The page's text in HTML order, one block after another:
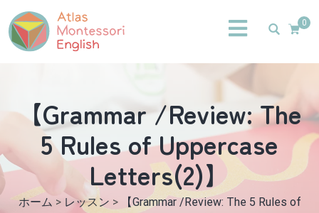
0
【Grammar /Review: The
5 Rules of Uppercase
Letters(2)】
ホーム > レッスン >
【Grammar /Review: The 5 Rules of